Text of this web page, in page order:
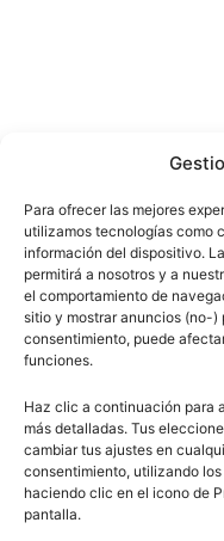
Para ofrecer las mejores
utilizamos tecnologías como
información del dispositivo.
permitirá a nosotros y a
el comportamiento de
sitio y mostrar anuncios (no-)
consentimiento, puede
funciones.
Haz clic a continuación para
más detalladas. Tus
cambiar tus ajustes en
consentimiento, utilizando
haciendo clic en el icono de
pantalla.